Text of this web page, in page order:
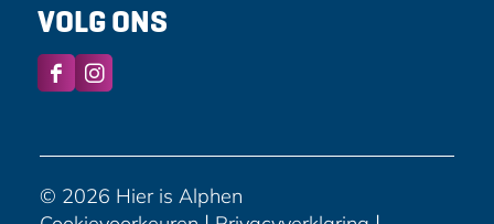
VOLG ONS
F
e
b
o
I
t
a
g
© 2026 Hier is Alphen